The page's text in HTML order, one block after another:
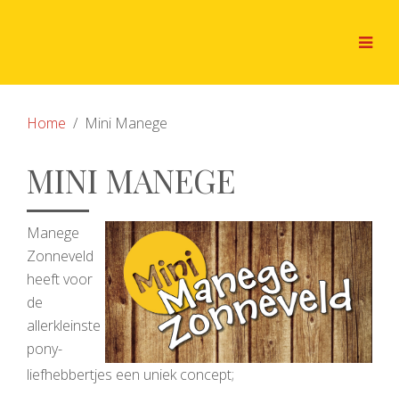
Home Mini Manege
MINI MANEGE
Manege
Zonneveld
heeft voor
de
allerkleinste
pony-
liefhebbertjes een uniek concept;